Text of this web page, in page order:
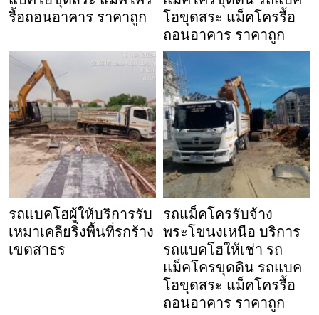
รื้อถอนอาคาร ราคาถูก
โฮขุดสระ แม็คโครรื้อ
ถอนอาคาร ราคาถูก
รถแบคโฮผู้ให้บริการรับ
เหมาเคลียริ่งพื้นที่รกร้าง
เขตสาธร
รถแม็คโครรับจ้าง
พระโขนงเหนือ บริการ
รถแบคโฮให้เช่า รถ
แม็คโครขุดดิน รถแบค
โฮขุดสระ แม็คโครรื้อ
ถอนอาคาร ราคาถูก